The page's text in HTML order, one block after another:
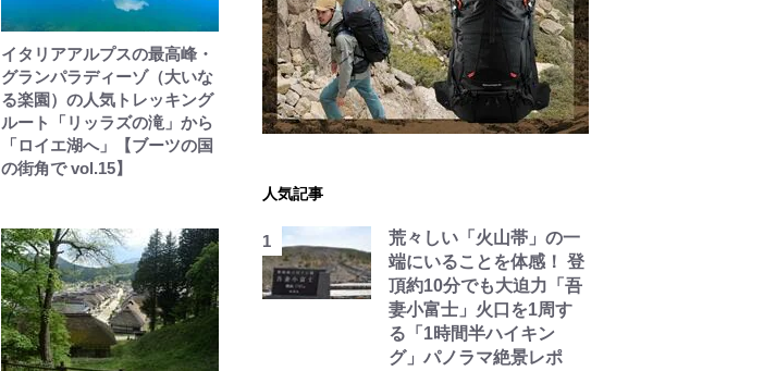
イタリアアルプスの最高峰・
グランパラディーゾ（大いな
る楽園）の人気トレッキング
ルート「リッラズの滝」から
「ロイエ湖へ」【ブーツの国
の街角で vol.15】
人気記事
荒々しい「火山帯」の一
端にいることを体感！ 登
頂約10分でも大迫力「吾
妻小富士」火口を1周す
る「1時間半ハイキン
グ」パノラマ絶景レポ